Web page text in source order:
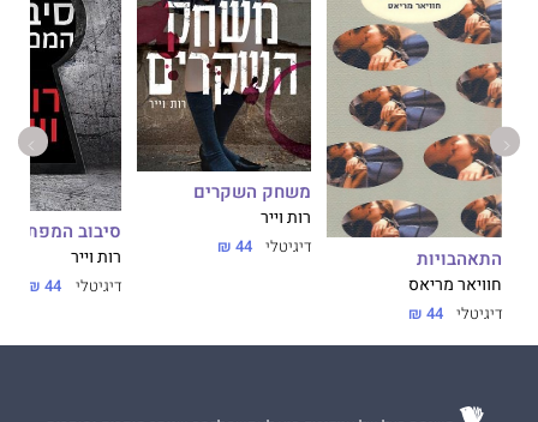
התאהבויות
חוויאר מריאס
דיגיטלי 44 ₪
משחק השקרים
רות וייר
דיגיטלי 44 ₪
סיבוב המפתח
רות וייר
דיגיטלי 44 ₪